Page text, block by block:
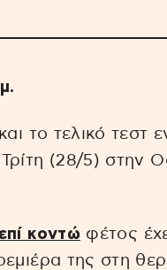
το τελικό τεστ
(28/5) στην
επί κοντώ φέτος
της στη